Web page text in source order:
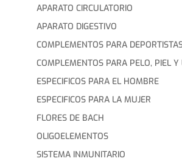
APARATO CIRCULATORIO
APARATO DIGESTIVO
COMPLEMENTOS PARA
COMPLEMENTOS PARA PELO, PIEL Y
ESPECIFICOS PARA EL HOMBRE
ESPECIFICOS PARA LA MUJER
FLORES DE BACH
OLIGOELEMENTOS
SISTEMA INMUNITARIO